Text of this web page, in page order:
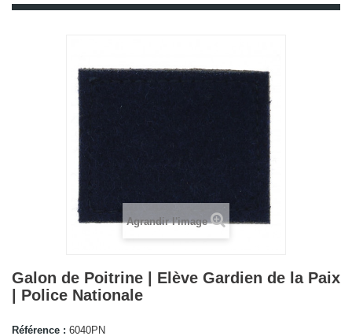
Agrandir l'image
Galon de Poitrine | Elève Gardien de la Paix
| Police Nationale
Référence : 6040PN